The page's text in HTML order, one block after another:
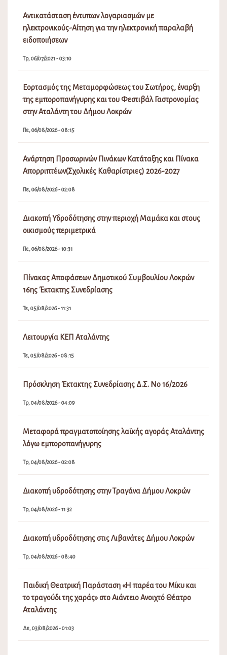
Αντικατάσταση έντυπων λογαριασμών με
ηλεκτρονικούς-Αίτηση για την ηλεκτρονική παραλαβή
ειδοποιήσεων
Τρ, 06/07/2021 - 03:10
Εορτασμός της Μεταμορφώσεως του Σωτήρος, έναρξη
της εμποροπανήγυρης και του Φεστιβάλ Γαστρονομίας
στην Αταλάντη του Δήμου Λοκρών
Πε, 06/08/2026 - 08:15
Ανάρτηση Προσωρινών Πινάκων Κατάταξης και Πίνακα
Απορριπτέων(Σχολικές Καθαρίστριες) 2026-2027
Πε, 06/08/2026 - 02:08
Διακοπή Υδροδότησης στην περιοχή Μαμάκα και στους
οικισμούς περιμετρικά
Πε, 06/08/2026 - 10:31
Πίνακας Αποφάσεων Δημοτικού Συμβουλίου Λοκρών
16ης Έκτακτης Συνεδρίασης
Τε, 05/08/2026 - 11:31
Λειτουργία ΚΕΠ Αταλάντης
Τε, 05/08/2026 - 08:15
Πρόσκληση Έκτακτης Συνεδρίασης Δ.Σ. Νο 16/2026
Τρ, 04/08/2026 - 04:09
Μεταφορά πραγματοποίησης λαϊκής αγοράς Αταλάντης
λόγω εμποροπανήγυρης
Τρ, 04/08/2026 - 02:08
Διακοπή υδροδότησης στην Τραγάνα Δήμου Λοκρών
Τρ, 04/08/2026 - 11:32
Διακοπή υδροδότησης στις Λιβανάτες Δήμου Λοκρών
Τρ, 04/08/2026 - 08:40
Παιδική Θεατρική Παράσταση «Η παρέα του Μίκυ και
το τραγούδι της χαράς» στο Αιάντειο Ανοιχτό Θέατρο
Αταλάντης
Δε, 03/08/2026 - 01:03